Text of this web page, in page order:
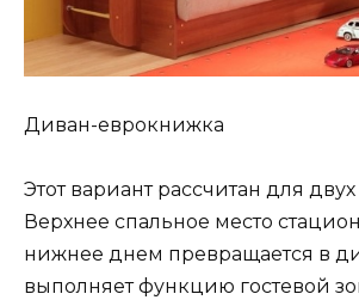
Диван-еврокнижка
Этот вариант рассчитан для
Верхнее спальное место
нижнее днем превращается в
выполняет функцию гостевой